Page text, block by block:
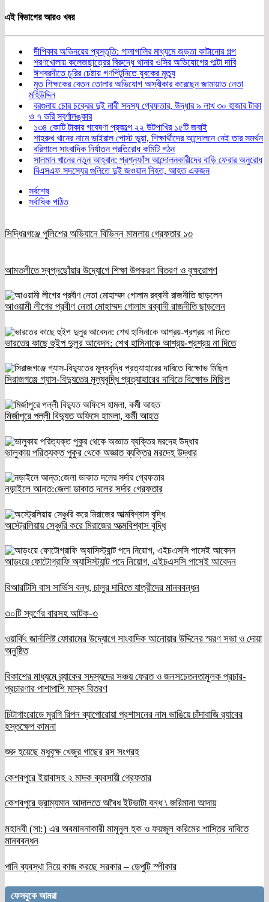
এই বিভাগের আরও খবর
দীপিকার অভিনয়ের প্রস্তুতি: গালাগালির মাধ্যমে জড়তা কাটানোর গল্প
শরণখোলায় কলেজছাত্রের বিরুদ্ধে থানার ওসির অভিযোগের পাল্টা দাবি
ঈশ্বরদীতে চুরির চেষ্টায় গণপিটুনিতে যুবকের মৃত্যু
মৃত শিক্ষকের বেতন তোলার অভিযোগ অস্বীকার করেছেন জামায়াত নেতা
মহিউদ্দিন
বরগুনায় চোর চক্রের দুই নারী সদস্য গ্রেফতার, উদ্ধার ৯ লাখ ৩০ হাজার টাকা
ও ৭ ভরি স্বর্ণালঙ্কার
১৩৪ কোটি টাকার গবেষণা প্রকল্পে ২২ উটপাখির ১৫টি জবাই
শাহরুখ খানের নামে ভাইরাল পোস্ট ভুয়া, শিক্ষার্থীদের আন্দোলনে নেই তার সমর্থন
বরিশালে সাংবাদিক নির্যাতন প্রতিরোধ কমিটি গঠন
সালমান খানের নতুন আহ্বান: প্রশ্নফাঁস আন্দোলনকারীদের বাড়ি ফেরার অনুরোধ
বিএসএফ সদস্যের গুলিতে দুই জওয়ান নিহত, আহত একজন
সর্বশেষ
সর্বাধিক পঠিত
সিদ্ধিরগঞ্জে পুলিশের অভিযানে বিভিন্ন মামলায় গ্রেফতার ১৩
আমতলীতে স্বপ্নছোঁয়ার উদ্যোগে শিক্ষা উপকরণ বিতরণ ও বৃক্ষরোপণ
আওয়ামী লীগের প্রবীণ নেতা মোহাম্মদ গোলাম রব্বানী রাজনীতি ছাড়লেন
ভারতের কাছে হুইপ দুলুর আবেদন: শেখ হাসিনাকে আশ্রয়-প্রশ্রয় না দিতে
সিরাজগঞ্জে গ্যাস-বিদ্যুতের মূল্যবৃদ্ধি প্রত্যাহারের দাবিতে বিক্ষোভ মিছিল
মির্জাপুরে পল্লী বিদ্যুত অফিসে হামলা, কর্মী আহত
ভালুকায় পরিত্যক্ত পুকুর থেকে অজ্ঞাত ব্যক্তির মরদেহ উদ্ধার
নড়াইলে আন্ত:জেলা ডাকাত দলের সর্দার গ্রেফতার
অস্ট্রেলিয়ায় সেঞ্চুরি করে মিরাজের আত্মবিশ্বাস বৃদ্ধি
আড়ংয়ে ফোটোগ্রাফি অ্যাসিস্ট্যান্ট পদে নিয়োগ, এইচএসসি পাসেই আবেদন
বিআরটিসি বাস সার্ভিস বন্ধ, চালুর দাবিতে যাত্রীদের মানববন্ধন
৩০টি স্বর্ণের বারসহ আটক-৩
ওয়ার্কিং জার্নালিষ্ট ফোরামের উদ্যোগে সাংবাদিক আনোয়ার উদ্দিনের স্মরণ সভা ও দোয়া
অনুষ্ঠিত
বিকাশের মাধ্যমে ব্র্যাকের সদস্যদের সঞ্চয় ফেরত ও জনসচেতনতামূলক প্রচার-
প্রচারণার পাশাপাশি মাস্ক বিতরণ
চিটাগাংরোডে মুরগি রিপন ব্যাপোরোয়া প্রশাসনের নাম ভাঙিয়ে চাঁদাবাজি র‌্যাবের
হস্তক্ষেপ কামনা
শুরু হয়েছে মধুবৃক্ষ খেজুর গাছের রস সংগ্রহ
কেশবপুরে ইয়াবাসহ ২ মাদক ব্যবসায়ী গ্রেফতার
কেশবপুরে ভ্রাম্যমান আদালতে অবৈধ ইটভাটা বন্ধ \ জরিমানা আদায়
মহানবী (সা:) এর অবমাননাকারী মামুনুল হক ও ফয়জুল করিমের শাস্তির দাবিতে
মানববন্ধন
পানি ব্যবস্থা নিয়ে কাজ করছে সরকার – ডেপুটি স্পীকার
ফেসবুকে আমরা